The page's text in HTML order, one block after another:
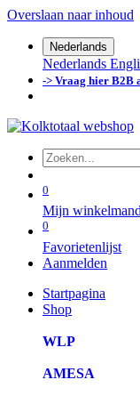
Overslaan naar inhoud
Nederlands
Nederlands
-> Vraag hier B2B
0
Mijn
0
Favorietenlijst
Aanmelden
Startpagina
Shop
WLP
AMESA